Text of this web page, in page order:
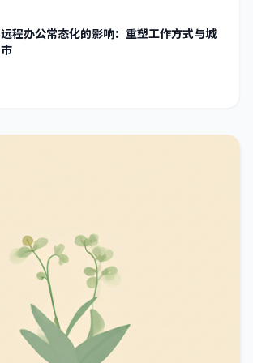
远程办公常态化的影响：重塑工作方式与城
市